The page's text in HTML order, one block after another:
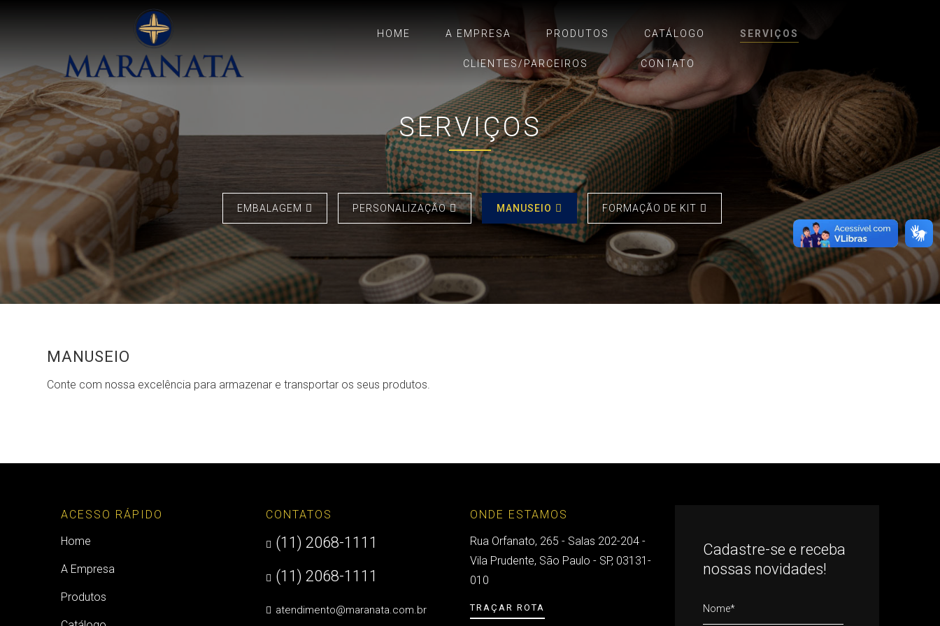
HOME A EMPRESA PRODUTOS CATÁLOGO SERVIÇOS
CLIENTES/PARCEIROS CONTATO
SERVIÇOS
EMBALAGEM  PERSONALIZAÇÃO  MANUSEIO  FORMAÇÃO DE KIT 
MANUSEIO
Conte com nossa excelência para armazenar e transportar os seus produtos.
ACESSO RÁPIDO
Home
A Empresa
Produtos
CONTATOS
 (11) 2068-1111
 (11) 2068-1111
 atendimento@maranata.com.br
ONDE ESTAMOS
Rua Orfanato, 265 - Salas 202-204 -
Vila Prudente, São Paulo - SP, 03131-
010
TRAÇAR ROTA
Cadastre-se e receba
nossas novidades!